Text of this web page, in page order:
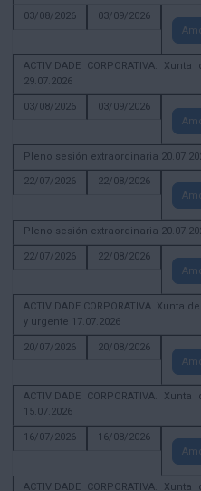
03/08/2026
03/09/2026
ACTIVIDADE CORPORATIVA.
29.07.2026
03/08/2026
03/09/2026
Pleno sesión extraordinaria
22/07/2026
22/08/2026
Pleno sesión extraordinaria
22/07/2026
22/08/2026
ACTIVIDADE CORPORATIVA.
y urgente 17.07.2026
20/07/2026
20/08/2026
ACTIVIDADE CORPORATIVA.
15.07.2026
16/07/2026
16/08/2026
ACTIVIDADE CORPORATIVA.